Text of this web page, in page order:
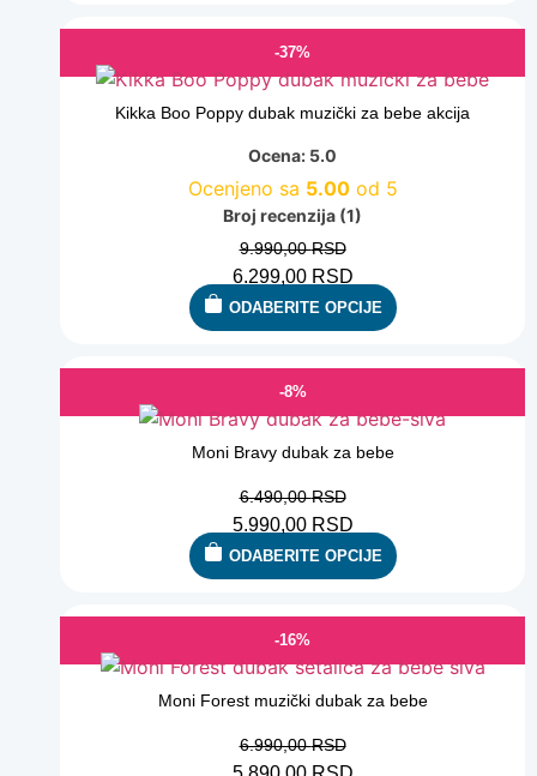
-37%
Kikka Boo Poppy dubak muzički za bebe akcija
Ocena: 5.0
Ocenjeno sa 5.00od 5
Broj recenzija (1)
9.990,00RSD
6.299,00 RSD
ODABERITE OPCIJE
-8%
Moni Bravy dubak za bebe
6.490,00RSD
5.990,00 RSD
ODABERITE OPCIJE
-16%
Moni Forest muzički dubak za bebe
6.990,00RSD